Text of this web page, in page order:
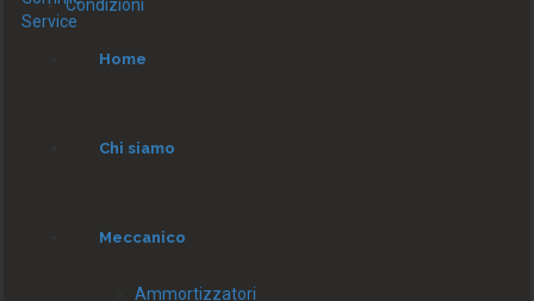
Condizioni
Home
Chi siamo
Meccanico
Ammortizzatori